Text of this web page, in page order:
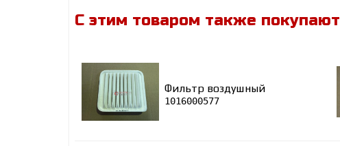
С этим товаром также покупают
Фильтр воздушный
1016000577